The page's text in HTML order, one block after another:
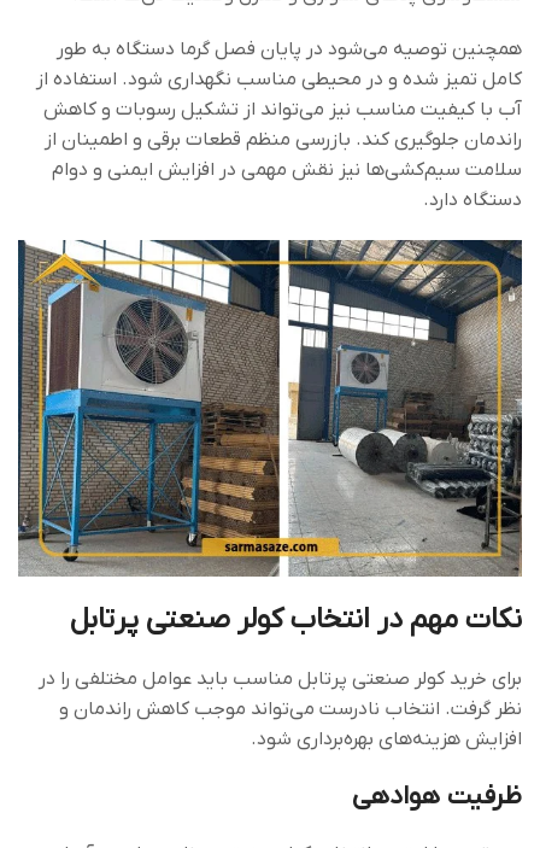
همچنین توصیه می‌شود در پایان فصل گرما دستگاه به طور
کامل تمیز شده و در محیطی مناسب نگهداری شود. استفاده از
آب با کیفیت مناسب نیز می‌تواند از تشکیل رسوبات و کاهش
راندمان جلوگیری کند. بازرسی منظم قطعات برقی و اطمینان از
سلامت سیم‌کشی‌ها نیز نقش مهمی در افزایش ایمنی و دوام
دستگاه دارد.
نکات مهم در انتخاب کولر صنعتی پرتابل
برای خرید کولر صنعتی پرتابل مناسب باید عوامل مختلفی را در
نظر گرفت. انتخاب نادرست می‌تواند موجب کاهش راندمان و
افزایش هزینه‌های بهره‌برداری شود.
ظرفیت هوادهی